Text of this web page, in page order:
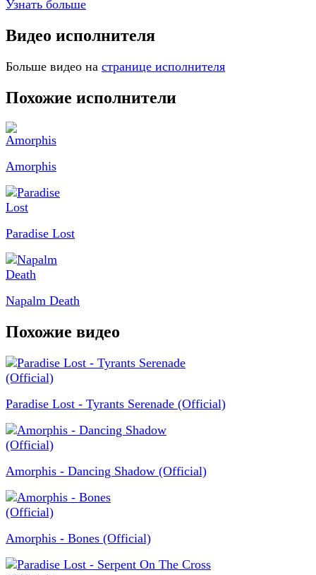
Узнать больше
Видео исполнителя
Больше видео на странице исполнителя
Похожие исполнители
Amorphis
Paradise Lost
Napalm Death
Похожие видео
Paradise Lost - Tyrants Serenade (Official)
Amorphis - Dancing Shadow (Official)
Amorphis - Bones (Official)